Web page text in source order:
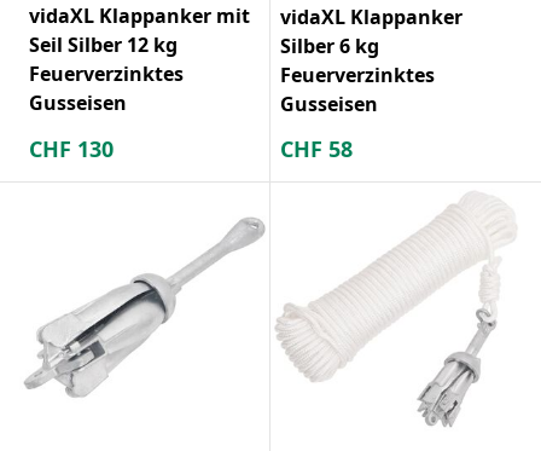
vidaXL Klappanker mit
Seil Silber 12 kg
Feuerverzinktes
Gusseisen
CHF 130
vidaXL Klappanker
Silber 6 kg
Feuerverzinktes
Gusseisen
CHF 58